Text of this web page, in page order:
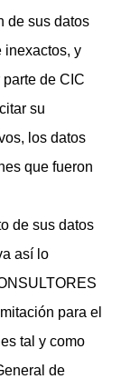
de sus datos
inexactos, y
de CIC
su
los datos
que fueron
de sus datos
así lo
para el
tal y como
de